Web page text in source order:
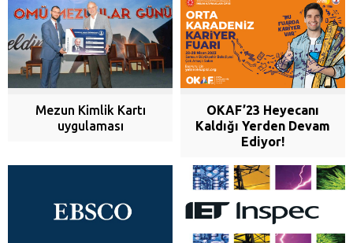
Mezun Kimlik Kartı
uygulaması
OKAF’23 Heyecanı
Kaldığı Yerden Devam
Ediyor!